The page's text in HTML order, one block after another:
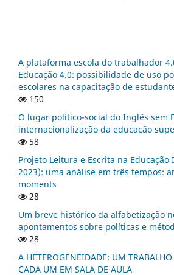
A plataforma escola do trabalhador
Educação 4.0: possibilidade de uso
escolares na capacitação de
150
O lugar político-social do Inglês sem
internacionalização da educação
58
Projeto Leitura e Escrita na Educação
2023): uma análise em três tempos:
moments
28
Um breve histórico da alfabetização
apontamentos sobre políticas e
28
A HETEROGENEIDADE: UM
CADA UM EM SALA DE AULA